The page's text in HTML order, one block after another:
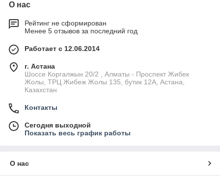
О нас
Рейтинг не сформирован
Менее 5 отзывов за последний год
Работает с 12.06.2014
г. Астана
Шоссе Коргалжын 20/2 , Алматы - Проспект Жибек
Жолы, ТРЦ Жибеж Жолы 135, бутик 12А, Астана,
Казахстан
Контакты
Сегодня выходной
Показать весь график работы
О нас